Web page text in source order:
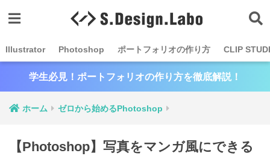
Illustrator Photoshop ポートフォリオの作り方 CLIP
学生必見！ポートフォリオの作り方を徹底解説！
ホーム ゼロから始めるPhotoshop
【Photoshop】写真をマンガ風にできる